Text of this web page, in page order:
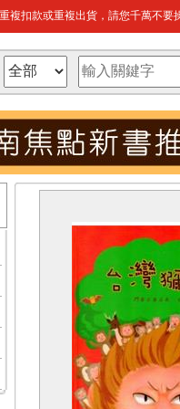
複扣款或重複出貨，請您千萬不要